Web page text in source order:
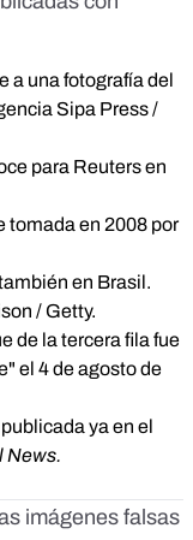
a una fotografía del
Sipa Press /
para Reutersen
tomada en 2008 por
en Brasil.
/ Getty.
de la tercera fila fue
el 4 de agosto de
publicada ya en el
News.
imágenes falsas